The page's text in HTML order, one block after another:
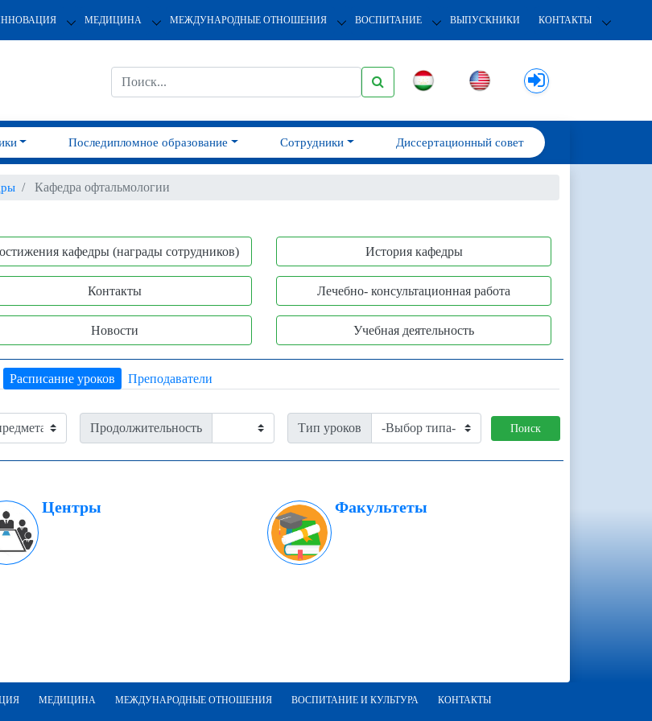
МЕДИЦИНА МЕЖДУНАРОДНЫЕ ОТНОШЕНИЯ ВОСПИТАНИЕ ВЫПУСКНИКИ КОНТАКТЫ
Последипломное образование Сотрудники Диссертационный совет
Кафедра офтальмологии
кафедры (награды сотрудников) История кафедры
Контакты Лечебно- консультационная работа
Новости Учебная деятельность
Расписание уроков Преподаватели
Продолжительность Тип уроков Поиск
Центры Факультеты
МЕДИЦИНА МЕЖДУНАРОДНЫЕ ОТНОШЕНИЯ ВОСПИТАНИЕ И КУЛЬТУРА КОНТАКТЫ